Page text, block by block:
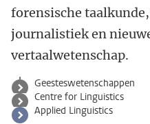
forensische
journalistiek en
vertaalwetenschap.
Geesteswetenschappen
Centre for Linguistics
Applied Linguistics